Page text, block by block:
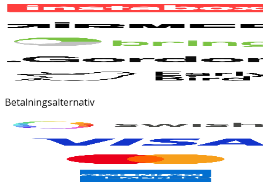
Betalningsalternativ